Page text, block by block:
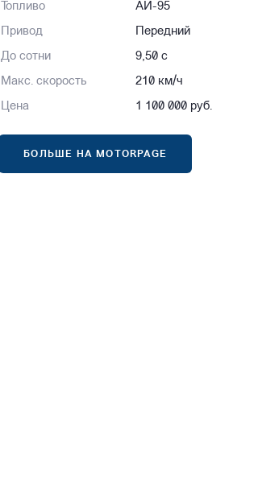
Топливо АИ-95
Привод Передний
До сотни 9,50 с
Макс. скорость 210 км/ч
Цена 1 100 000 руб.
БОЛЬШЕ НА MOTORPAGE